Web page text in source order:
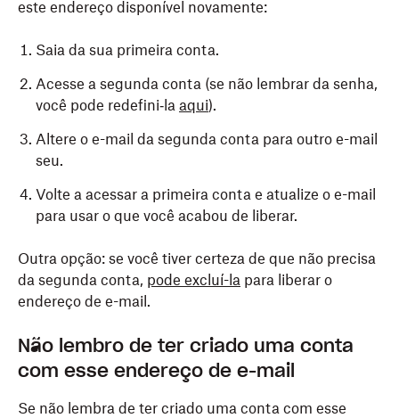
este endereço disponível novamente:
Saia da sua primeira conta.
Acesse a segunda conta (se não lembrar da senha,
você pode redefini‑la aqui).
Altere o e-mail da segunda conta para outro e-mail
seu.
Volte a acessar a primeira conta e atualize o e-mail
para usar o que você acabou de liberar.
Outra opção: se você tiver certeza de que não precisa
da segunda conta, pode excluí-la para liberar o
endereço de e-mail.
Não lembro de ter criado uma conta
com esse endereço de e-mail
Se não lembra de ter criado uma conta com esse